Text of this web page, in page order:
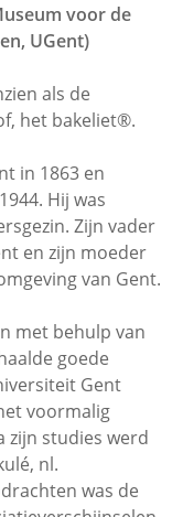
voor de
UGent)
als de
het bakeliet®.
in 1863 en
Hij was
Zijn vader
en zijn moeder
van Gent.
met behulp van
goede
Gent
voormalig
zijn studies werd
nl.
was de